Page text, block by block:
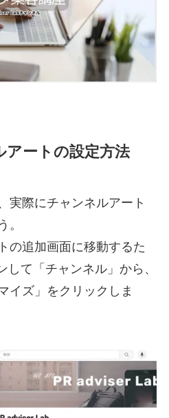
アートの設定方法
実際にチャンネルアート
。
の追加画面に移動するた
して「チャンネル」から、
イズ」をクリックしま